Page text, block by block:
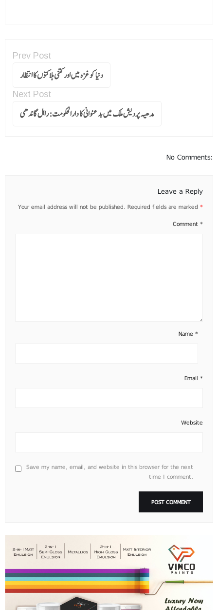
Prev Post
دنیا کو غزہ میں اور کتنی ہلاکتوں کا انتظار
Next Post
مدھیہ پردیش ملک میں بد عنوانی کا دارالحکومت: راہل گاندھی
No Comments:
Leave a Reply
Your email address will not be published. Required fields are marked *
Comment *
Name *
Email *
Website
Save my name, email, and website in this browser for the next
time I comment.